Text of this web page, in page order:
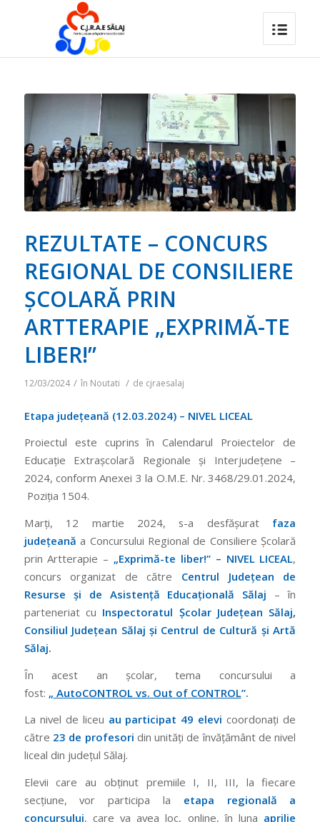
REZULTATE – CONCURS
REGIONAL DE CONSILIERE
ȘCOLARĂ PRIN
ARTTERAPIE „EXPRIMĂ-TE
LIBER!”
12/03/2024 / în Noutati / de cjraesalaj
Etapa județeană (12.03.2024) – NIVEL LICEAL
Proiectul este cuprins în Calendarul Proiectelor de
Educație Extrașcolară Regionale și Interjudețene –
2024, conform Anexei 3 la O.M.E. Nr. 3468/29.01.2024,
Poziția 1504.
Marți, 12 martie 2024, s-a desfășurat faza
județeană a Concursului Regional de Consiliere Școlară
prin Artterapie – „Exprimă-te liber!” – NIVEL LICEAL,
concurs organizat de către Centrul Județean de
Resurse și de Asistență Educațională Sălaj – în
parteneriat cu Inspectoratul Școlar Județean Sălaj,
Consiliul Județean Sălaj și Centrul de Cultură și Artă
Sălaj.
În acest an școlar, tema concursului a
fost: „ AutoCONTROL vs. Out ofCONTROL”.
La nivel de liceu au participat 49 elevi coordonați de
către 23 de profesori din unități de învățământ de nivel
liceal din județul Sălaj.
Elevii care au obținut premiile I, II, III, la fiecare
secţiune, vor participa la etapa regională a
concursului, care va avea loc, online, în luna aprilie